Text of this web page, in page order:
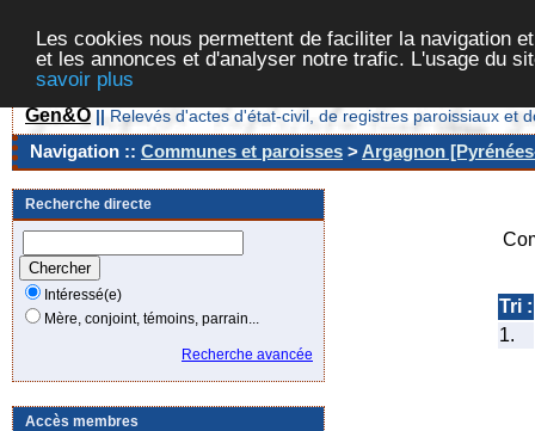
Les cookies nous permettent de faciliter la navigation
et les annonces et d'analyser notre trafic. L'usage du
savoir plus
Gen&O || Relevés d'actes d'état-civil, de registres paroissiaux et
Navigation :: Communes et paroisses >Argagnon
Recherche directe
Intéressé(e)
Mère, conjoint, témoins, parrain...
Recherche avancée
Accès membres
Tri :
1.